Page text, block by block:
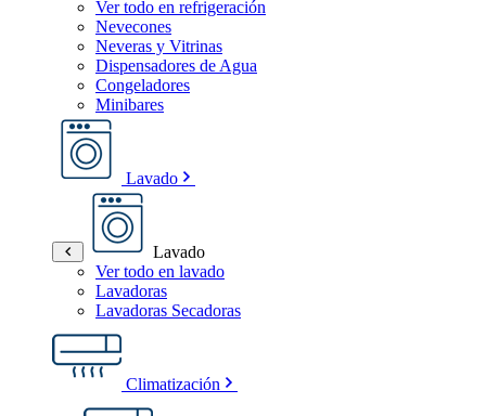
Ver todo en refrigeración
Nevecones
Neveras y Vitrinas
Dispensadores de Agua
Congeladores
Minibares
Lavado
Lavado
Ver todo en lavado
Lavadoras
Lavadoras Secadoras
Climatización